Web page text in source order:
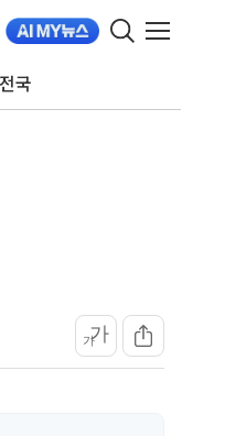
전국
가가